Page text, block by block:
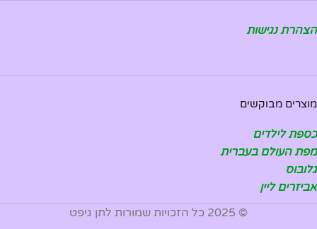
הצהרת נגישות
מוצרים מבוקשים
כספת לילדים
מפת העולם בעברית
גלובוס
אביזרים ליין
© 2025 כל הזכויות שמורות לתן גיפט